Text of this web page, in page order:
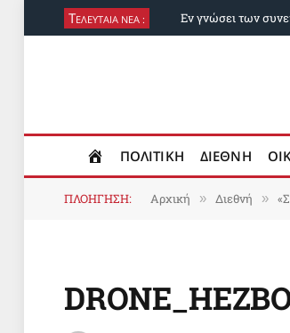
ΤΕΛΕΥΤΑΙΑ ΝΕΑ : Εν γνώσει των
ΠΟΛΙΤΙΚΗ ΔΙΕΘΝΗ
ΠΛΟΗΓΗΣΗ: Αρχική » Διεθνή »